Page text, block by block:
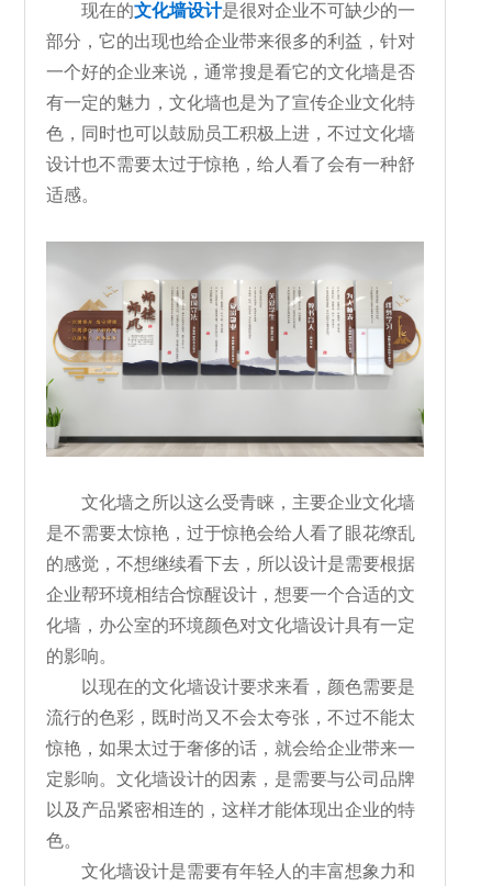
现在的文化墙设计是很对企业不可缺少的一
部分，它的出现也给企业带来很多的利益，针对
一个好的企业来说，通常搜是看它的文化墙是否
有一定的魅力，文化墙也是为了宣传企业文化特
色，同时也可以鼓励员工积极上进，不过文化墙
设计也不需要太过于惊艳，给人看了会有一种舒
适感。
文化墙之所以这么受青睐，主要企业文化墙
是不需要太惊艳，过于惊艳会给人看了眼花缭乱
的感觉，不想继续看下去，所以设计是需要根据
企业帮环境相结合惊醒设计，想要一个合适的文
化墙，办公室的环境颜色对文化墙设计具有一定
的影响。
以现在的文化墙设计要求来看，颜色需要是
流行的色彩，既时尚又不会太夸张，不过不能太
惊艳，如果太过于奢侈的话，就会给企业带来一
定影响。文化墙设计的因素，是需要与公司品牌
以及产品紧密相连的，这样才能体现出企业的特
色。
文化墙设计是需要有年轻人的丰富想象力和